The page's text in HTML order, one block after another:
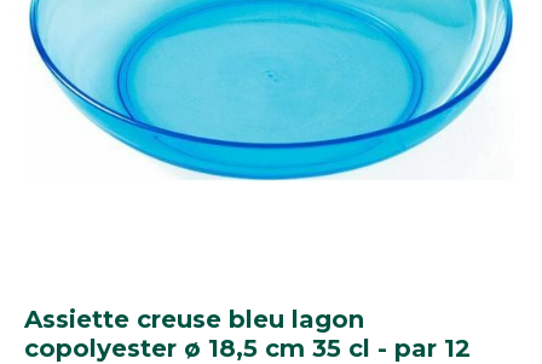
Assiette creuse bleu lagon
copolyester ø 18,5 cm 35 cl - par 12